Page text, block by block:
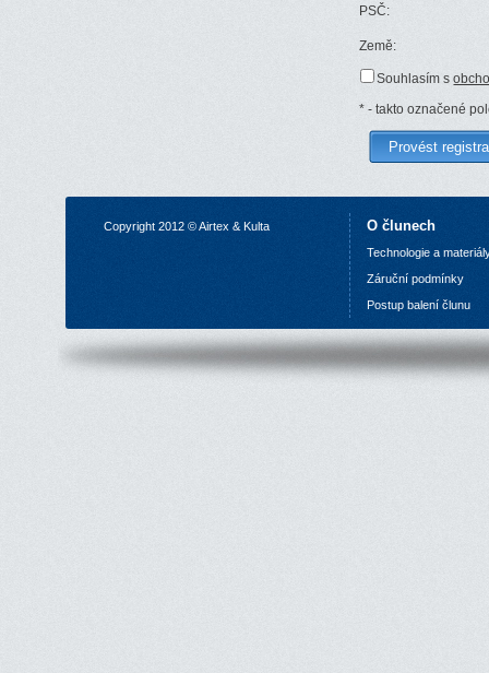
PSČ:
Země:
Souhlasím s
* - takto označené
Copyright 2012 © Airtex & Kulta O člunech
Technologie a
Záruční podmínky
Postup balení člunu